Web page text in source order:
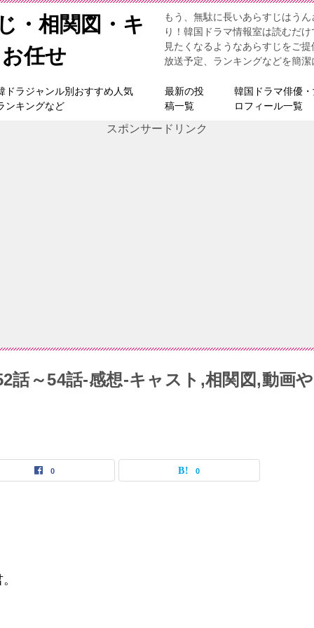
・相関図・キ
任せ
もう、無駄に長いあらすじはう
り！韓国ドラマ情報室は読むだ
見たくなるようなあらすじをご
放送予定、ランキングなどを簡
ドラジャンル別おすすめ人気
ンキングなど
最新の投
稿一覧
韓国ドラマ俳優
ロフィール一覧
スポンサードリンク
話～54話-感想-キャスト,相関図,動画や
0 0